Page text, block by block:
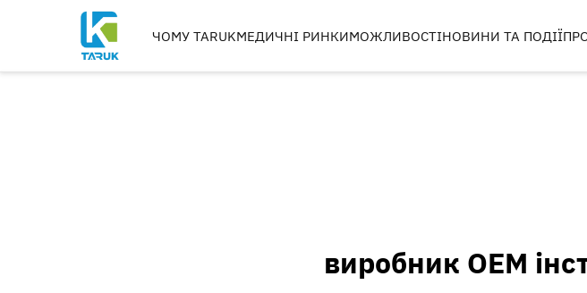
ЧОМУ TARUKМЕДИЧНІ РИНКИ
ВИГОТОВЛЕННЯ
КОРПУСИ ТА
МОЖЛИВОСТІНОВИНИ ТА ПОДІЇ
виробник OEM